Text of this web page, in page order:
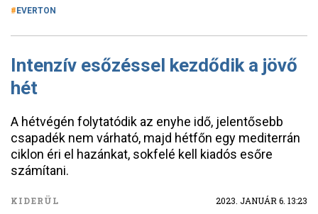
EVERTON
Intenzív esőzéssel kezdődik a jövő
hét
A hétvégén folytatódik az enyhe idő, jelentősebb
csapadék nem várható, majd hétfőn egy mediterrán
ciklon éri el hazánkat, sokfelé kell kiadós esőre
számítani.
KIDERÜL 2023. JANUÁR 6. 13:23